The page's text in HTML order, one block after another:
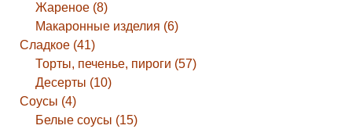
Жареное (8)
Макаронные изделия (6)
Сладкое (41)
Торты, печенье, пироги (57)
Десерты (10)
Соусы (4)
Белые соусы (15)